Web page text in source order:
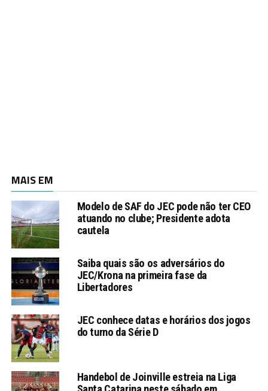
MAIS EM
Modelo de SAF do JEC pode não ter CEO
atuando no clube; Presidente adota
cautela
Saiba quais são os adversários do
JEC/Krona na primeira fase da
Libertadores
JEC conhece datas e horários dos jogos
do turno da Série D
Handebol de Joinville estreia na Liga